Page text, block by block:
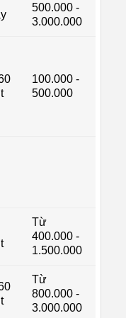
500.000 -
3.000.000
100.000 -
500.000
Từ
400.000 -
1.500.000
Từ
800.000 -
3.000.000